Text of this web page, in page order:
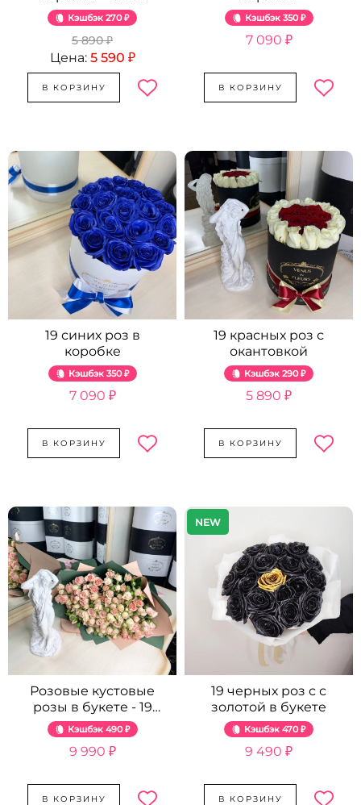
Кэшбэк 270 ₽
5 890 ₽
Цена:5 590 ₽
В КОРЗИНУ
Кэшбэк 350 ₽
7 090 ₽
В КОРЗИНУ
19 синих роз в
коробке
Кэшбэк 350 ₽
7 090 ₽
В КОРЗИНУ
19 красных роз с
окантовкой
Кэшбэк 290 ₽
5 890 ₽
В КОРЗИНУ
Розовые кустовые
розы в букете - 19
шт.
Кэшбэк 490 ₽
9 990 ₽
В КОРЗИНУ
NEW
19 черных роз с с
золотой в букете
Кэшбэк 470 ₽
9 490 ₽
В КОРЗИНУ